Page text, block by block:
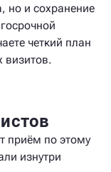
но и сохранение
четкий план
визитов.
приём по этому
изнутри